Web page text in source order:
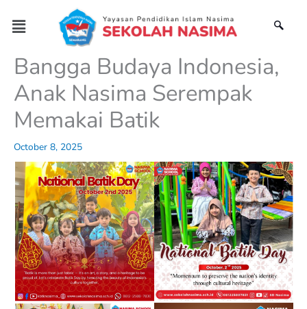
content
Menu
Bangga Budaya Indonesia,
Anak Nasima Serempak
Memakai Batik
October 8, 2025